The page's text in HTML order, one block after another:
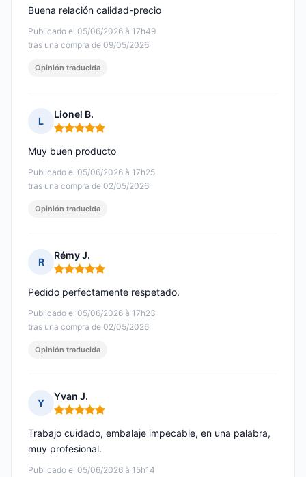
Publicado el 05/06/2026 à 17h49
tras una compra de 09/05/2026
Buena relación calidad-precio
Opinión traducida
L
Lionel B.
Nota: 5 de 5
Publicado el 05/06/2026 à 17h25
tras una compra de 02/05/2026
Muy buen producto
Opinión traducida
R
Rémy J.
Nota: 5 de 5
Publicado el 05/06/2026 à 17h23
tras una compra de 02/05/2026
Pedido perfectamente respetado.
Opinión traducida
Y
Yvan J.
Nota: 5 de 5
Publicado el 05/06/2026 à 15h14
Trabajo cuidado, embalaje impecable, en una palabra,
muy profesional.